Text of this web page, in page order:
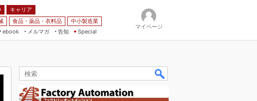
キャリア
食品・薬品・衣料品
中小製造業
ebook
メルマガ
告知 Special
マイページ